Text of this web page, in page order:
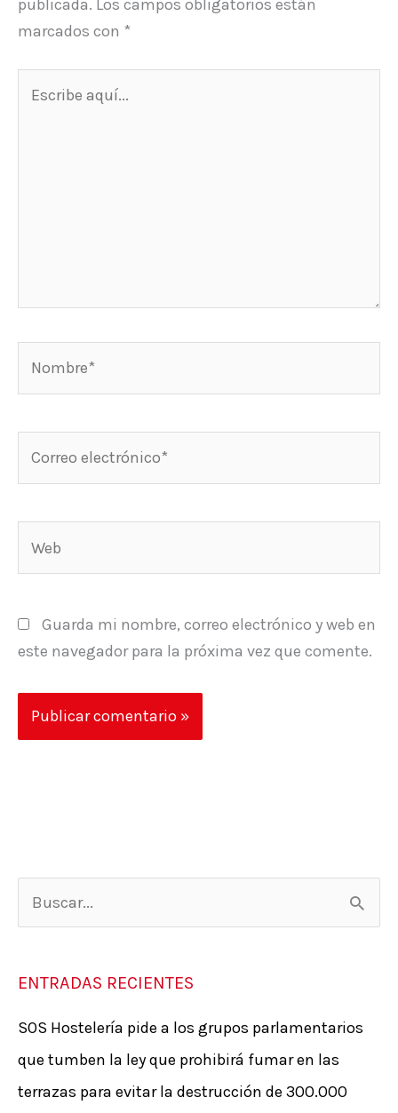
publicada. Los campos obligatorios están
marcados con *
Guarda mi nombre, correo electrónico y web en
este navegador para la próxima vez que comente.
a
r
p
ENTRADAS RECIENTES
SOS Hostelería pide a los grupos parlamentarios
que tumben la ley que prohibirá fumar en las
terrazas para evitar la destrucción de 300.000